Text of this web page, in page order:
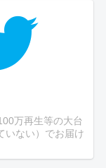
万再生等の大台
いない）でお届け